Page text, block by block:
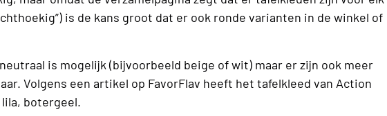
is de kans groot dat er ook ronde varianten in de winkel of
is mogelijk (bijvoorbeeld beige of wit) maar er zijn ook meer
Volgens een artikel op FavorFlav heeft het tafelkleed van Action
botergeel.